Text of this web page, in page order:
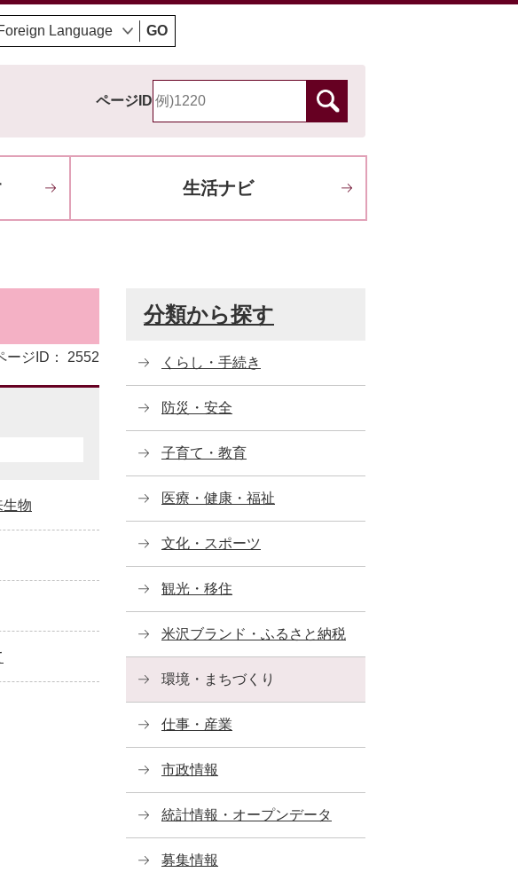
GO
ページID
生活ナビ
ージID： 2552
物
分類から探す
くらし・手続き
防災・安全
子育て・教育
医療・健康・福祉
文化・スポーツ
観光・移住
米沢ブランド・ふるさと納税
環境・まちづくり
仕事・産業
市政情報
統計情報・オープンデータ
募集情報